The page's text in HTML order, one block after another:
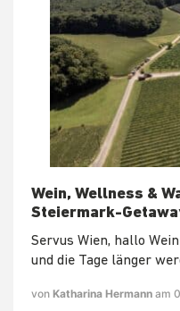
Wein, Wellness &
Steiermark-
Servus Wien, hallo
und die Tage länger
von Katharina Hermann am